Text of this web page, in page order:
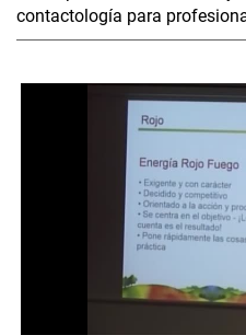
contactología para